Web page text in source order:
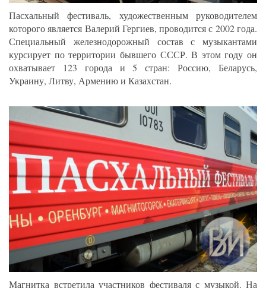
Пасхальный фестиваль, художественным руководителем
которого является Валерий Гергиев, проводится с 2002 года.
Специальный железнодорожный состав с музыкантами
курсирует по территории бывшего СССР. В этом году он
охватывает 123 города и 5 стран: Россию, Беларусь,
Украину, Литву, Армению и Казахстан.
Магнитка встретила участников фестиваля с музыкой. На